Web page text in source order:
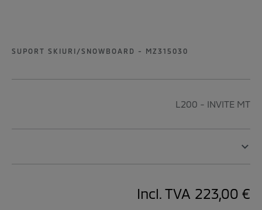
SUPORT SKIURI/SNOWBOARD - MZ315030
L200 - INVITE MT
Incl. TVA 223,00 €